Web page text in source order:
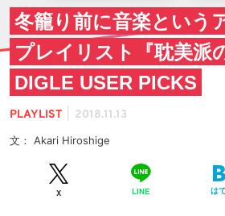
冬籠り前に音楽という
プレイリスト『耽美派
DIGLE USER PICKS
PLAYLIST 2018.11.13
文： Akari Hiroshige
X LINE は